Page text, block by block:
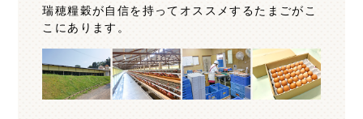
瑞穂糧穀が自信を持ってオススメするたまごがこ
こにあります。